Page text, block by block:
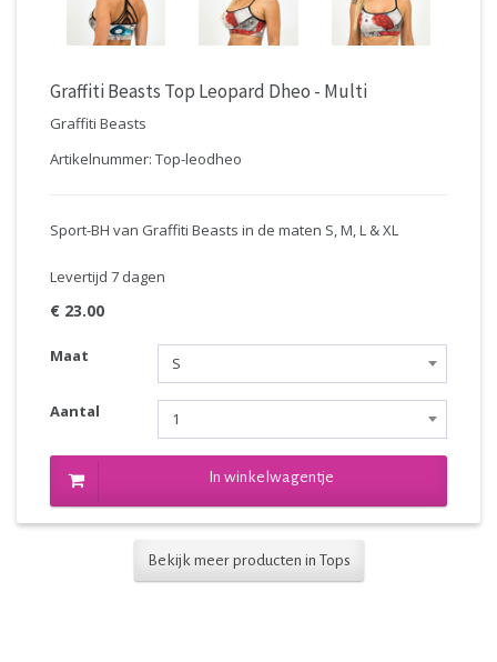
Graffiti Beasts Top Leopard Dheo - Multi
Graffiti Beasts
Artikelnummer: Top-leodheo
Sport-BH van Graffiti Beasts in de maten S, M, L & XL
Levertijd 7 dagen
€ 23.00
Maat S
Aantal 1
In winkelwagentje
Bekijk meer producten in Tops